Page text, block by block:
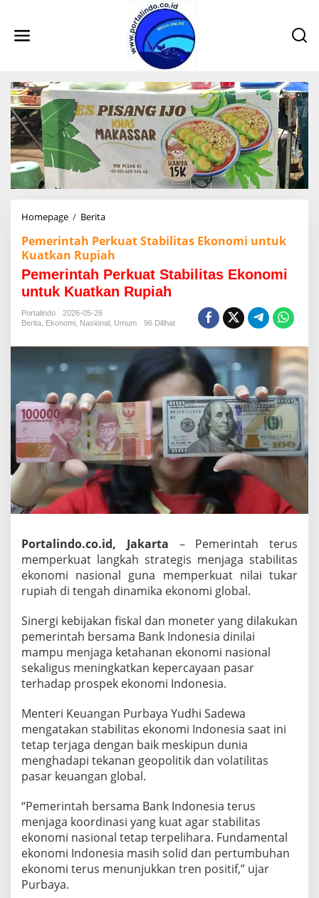
Homepage / Berita
m
e
r
i
n
a
P
r
u
a
t
S
t
a
b
i
l
i
a
s
E
k
o
m
i
u
n
t
u
K
u
a
t
k
a
R
u
p
i
a
h
Pemerintah Perkuat Stabilitas Ekonomi untuk
Kuatkan Rupiah
Pemerintah Perkuat Stabilitas Ekonomi
untuk Kuatkan Rupiah
Portalindo
2026-05-26
Berita Ekonomi Nasional Umum 96 Dilihat
Portalindo.co.id, Jakarta – Pemerintah terus
memperkuat langkah strategis menjaga stabilitas
ekonomi nasional guna memperkuat nilai tukar
rupiah di tengah dinamika ekonomi global.
Sinergi kebijakan fiskal dan moneter yang dilakukan
pemerintah bersama Bank Indonesia dinilai
mampu menjaga ketahanan ekonomi nasional
sekaligus meningkatkan kepercayaan pasar
terhadap prospek ekonomi Indonesia.
Menteri Keuangan Purbaya Yudhi Sadewa
mengatakan stabilitas ekonomi Indonesia saat ini
tetap terjaga dengan baik meskipun dunia
menghadapi tekanan geopolitik dan volatilitas
pasar keuangan global.
“Pemerintah bersama Bank Indonesia terus
menjaga koordinasi yang kuat agar stabilitas
ekonomi nasional tetap terpelihara. Fundamental
ekonomi Indonesia masih solid dan pertumbuhan
ekonomi terus menunjukkan tren positif,” ujar
Purbaya.